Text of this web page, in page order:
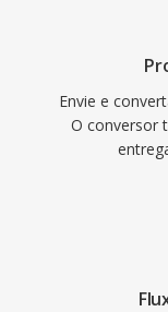
Envie e
O conversor